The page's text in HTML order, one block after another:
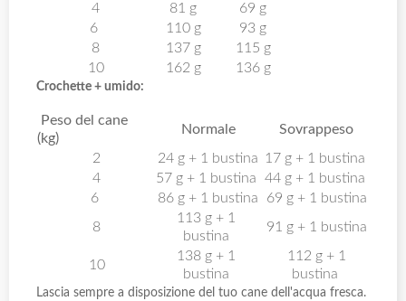
4
81 g
69 g
6
110 g
93 g
8
137 g
115 g
10
162 g 136 g
Crochette + umido:
Peso del cane
(kg)
Normale
Sovrappeso
2
24 g + 1 bustina
17 g + 1 bustina
4
57 g + 1 bustina
44 g + 1 bustina
6
86 g + 1 bustina
69 g + 1 bustina
8
113 g + 1
bustina
91 g + 1 bustina
10
138 g + 1
bustina
112 g + 1
bustina
Lascia sempre a disposizione del tuo cane dell'acqua fresca.